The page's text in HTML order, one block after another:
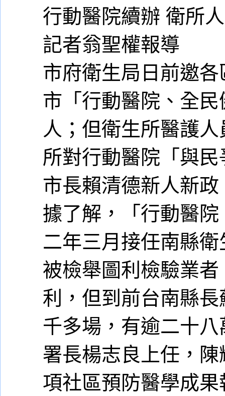
行動醫院續辦 衛所
記者翁聖權報導
市府衛生局日前邀
市「行動醫院、全
人；但衛生所醫護
所對行動醫院「與
市長賴清德新人新政
據了解，「行動醫
二年三月接任南縣
被檢舉圖利檢驗業
利，但到前台南縣
千多場，有逾二十
署長楊志良上任，
項社區預防醫學成